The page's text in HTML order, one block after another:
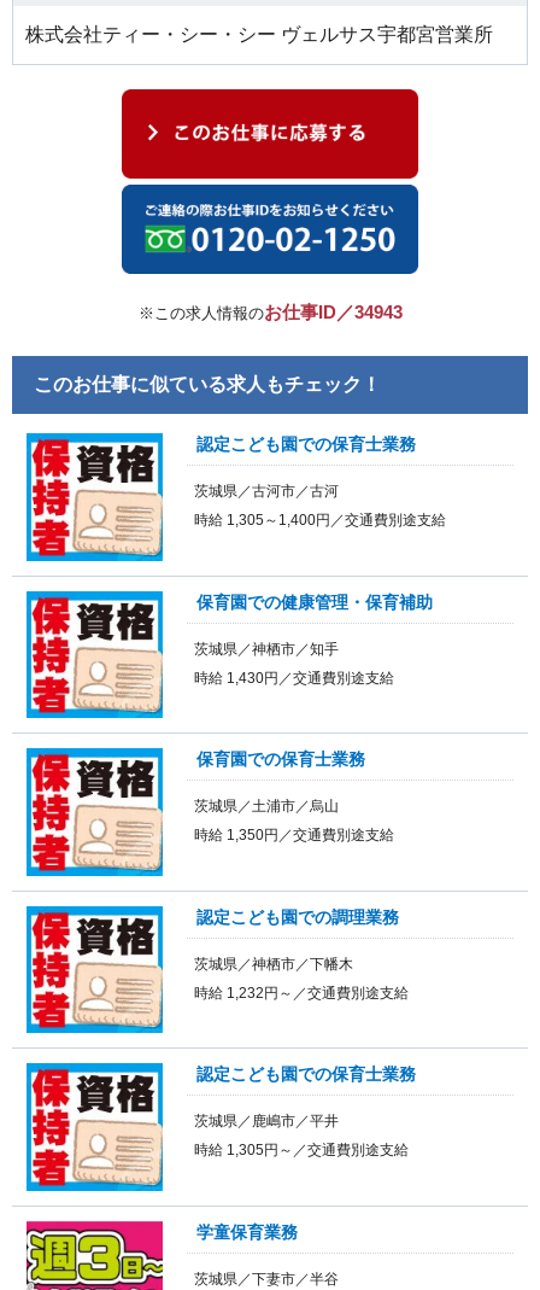
株式会社ティー・シー・シー ヴェルサス宇都宮営業所
※この求人情報のお仕事ID／34943
このお仕事に似ている求人もチェック！
認定こども園での保育士業務
茨城県／古河市／古河
時給 1,305～1,400円／交通費別途支給
保育園での健康管理・保育補助
茨城県／神栖市／知手
時給 1,430円／交通費別途支給
保育園での保育士業務
茨城県／土浦市／烏山
時給 1,350円／交通費別途支給
認定こども園での調理業務
茨城県／神栖市／下幡木
時給 1,232円～／交通費別途支給
認定こども園での保育士業務
茨城県／鹿嶋市／平井
時給 1,305円～／交通費別途支給
学童保育業務
茨城県／下妻市／半谷